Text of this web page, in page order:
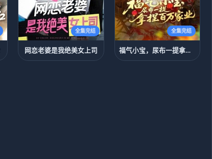
全集完结
网恋老婆是我绝美女上司
全集完结
福气小宝，尿布一提拿捏百万家业